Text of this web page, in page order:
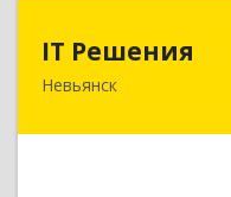
IT Решения
Невьянск